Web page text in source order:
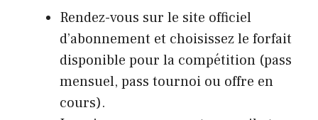
Rendez-vous sur le site officiel
d’abonnement et choisissez le forfait
disponible pour la compétition (pass
mensuel, pass tournoi ou offre en
cours).